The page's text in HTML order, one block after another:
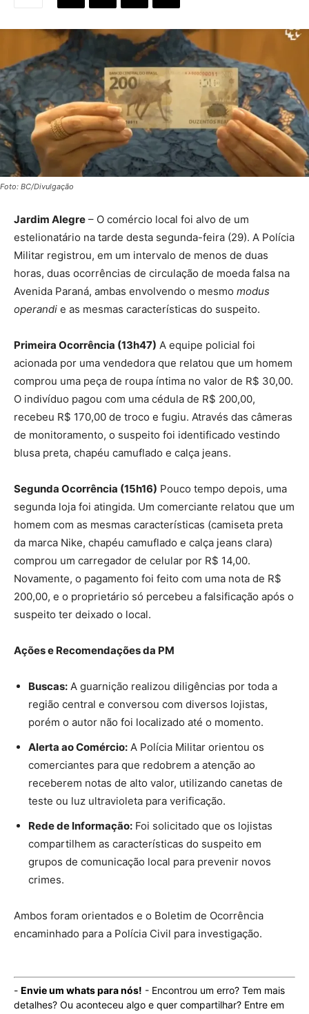
Foto: BC/Divulgação
Jardim Alegre – O comércio local foi alvo de um
estelionatário na tarde desta segunda-feira (29). A Polícia
Militar registrou, em um intervalo de menos de duas
horas, duas ocorrências de circulação de moeda falsa na
Avenida Paraná, ambas envolvendo o mesmo modus
operandi e as mesmas características do suspeito.
Primeira Ocorrência (13h47) A equipe policial foi
acionada por uma vendedora que relatou que um homem
comprou uma peça de roupa íntima no valor de R$ 30,00.
O indivíduo pagou com uma cédula de R$ 200,00,
recebeu R$ 170,00 de troco e fugiu. Através das câmeras
de monitoramento, o suspeito foi identificado vestindo
blusa preta, chapéu camuflado e calça jeans.
Segunda Ocorrência (15h16) Pouco tempo depois, uma
segunda loja foi atingida. Um comerciante relatou que um
homem com as mesmas características (camiseta preta
da marca Nike, chapéu camuflado e calça jeans clara)
comprou um carregador de celular por R$ 14,00.
Novamente, o pagamento foi feito com uma nota de R$
200,00, e o proprietário só percebeu a falsificação após o
suspeito ter deixado o local.
Ações e Recomendações da PM
Buscas: A guarnição realizou diligências por toda a
região central e conversou com diversos lojistas,
porém o autor não foi localizado até o momento.
Alerta ao Comércio: A Polícia Militar orientou os
comerciantes para que redobrem a atenção ao
receberem notas de alto valor, utilizando canetas de
teste ou luz ultravioleta para verificação.
Rede de Informação: Foi solicitado que os lojistas
compartilhem as características do suspeito em
grupos de comunicação local para prevenir novos
crimes.
Ambos foram orientados e o Boletim de Ocorrência
encaminhado para a Polícia Civil para investigação.
- Envie um whats para nós! - Encontrou um erro? Tem mais
detalhes? Ou aconteceu algo e quer compartilhar? Entre em